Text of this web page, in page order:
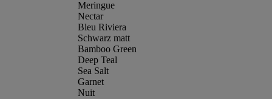
Meringue
Nectar
Bleu Riviera
Schwarz matt
Bamboo Green
Deep Teal
Sea Salt
Garnet
Nuit